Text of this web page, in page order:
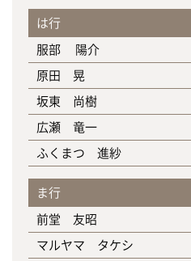
は行
服部 陽介
原田 晃
坂東 尚樹
広瀬 竜一
ふくまつ 進紗
ま行
前堂 友昭
マルヤマ タケシ